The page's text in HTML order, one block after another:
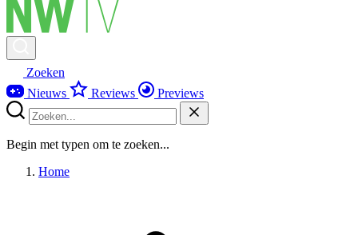
Zoeken
Nieuws
Reviews Previews
Begin met typen om te zoeken...
Home